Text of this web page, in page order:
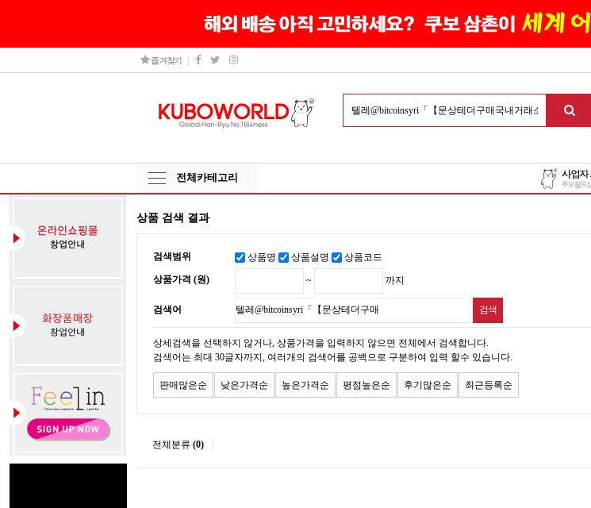
즐겨찾기
전체카테고리
상품 검색 결과
검색범위 상품명 상품설명 상품코드
상품가격 (원) ~ 까지
검색어
상세검색을 선택하지 않거나, 상품가격을 입력하지 않으면 전체에서 검색합니다.
검색어는 최대 30글자까지, 여러개의 검색어를 공백으로 구분하여 입력 할수 있습니다.
판매많은순 낮은가격순 높은가격순 평점높은순 후기많은순 최근등록순
전체분류 (0)